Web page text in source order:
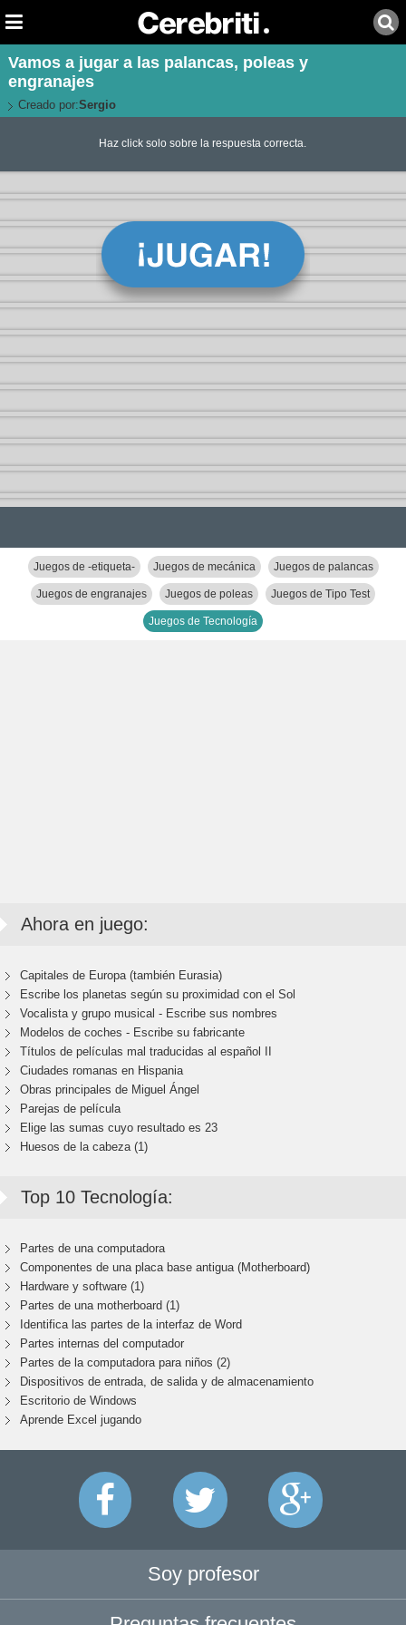
Vamos a jugar a las palancas, poleas y
engranajes
Creado por:Sergio
Haz click solo sobre la respuesta correcta.
Juegos de -etiqueta- Juegos de mecánica Juegos de palancas
Juegos de engranajes Juegos de poleas Juegos de Tipo Test
Juegos de Tecnología
Ahora en juego:
Capitales de Europa (también Eurasia)
Escribe los planetas según su proximidad con el Sol
Vocalista y grupo musical - Escribe sus nombres
Modelos de coches - Escribe su fabricante
Títulos de películas mal traducidas al español II
Ciudades romanas en Hispania
Obras principales de Miguel Ángel
Parejas de película
Elige las sumas cuyo resultado es 23
Huesos de la cabeza (1)
Top 10 Tecnología:
Partes de una computadora
Componentes de una placa base antigua (Motherboard)
Hardware y software (1)
Partes de una motherboard (1)
Identifica las partes de la interfaz de Word
Partes internas del computador
Partes de la computadora para niños (2)
Dispositivos de entrada, de salida y de almacenamiento
Escritorio de Windows
Aprende Excel jugando
Soy profesor